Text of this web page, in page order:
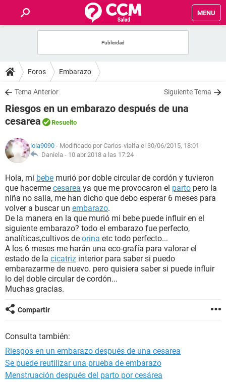
MENU
FOROS
SALUD
FAMILIA
NUTRICIÓN
SEXUALIDAD
GLOSARIO
Foros Embarazo
Tema Anterior Siguiente Tema
Riesgos en un embarazo después de una
cesarea
Resuelto
lola9090 - Modificado por Carlos-vialfa el 30/06/2015, 18:01
Daniela - 10 abr 2018 a las 17:24
Hola, mi bebe murió por doble circular de cordón y tuvieron
que hacerme cesarea ya que me provocaron el parto pero la
niña no salia, me han dicho que debo esperar 6 meses para
volver a buscar un embarazo.
De la manera en la que murió mi bebe puede influir en el
siguiente embarazo? todo el embarazo fue perfecto,
analíticas,cultivos de orina etc todo perfecto...
A los 6 meses me harán una eco-grafía para valorar el
estado de la cicatriz interior para saber si puedo
embarazarme de nuevo. pero quisiera saber si puede influir
lo del doble circular de cordón...
Muchas gracias.
Compartir
Consulta también:
Riesgos en un embarazo después de una cesarea
Se puede reutilizar una prueba de embarazo
Menstruación después del parto por cesárea